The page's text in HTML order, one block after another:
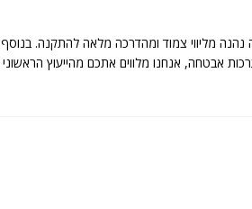
מליווי צמוד ומהדרכה מלאה להתקנה.
של מערכות אבטחה, אנחנו מלווים אתכם